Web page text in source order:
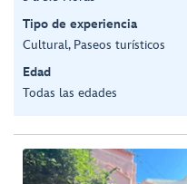
Tipo de experiencia
Cultural, Paseos turísticos
Edad
Todas las edades